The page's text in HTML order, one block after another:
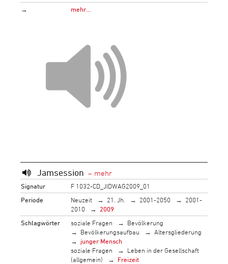
→
mehr…
Jamsession
Signatur
F 1032-CD_JIDWAG2009_01
Periode
Neuzeit 21. Jh. 2001-2050
2001-
2010
2009
Schlagwörter
soziale Fragen
Bevölkerung
Bevölkerungsaufbau
Altersgliederung
junger Mensch
soziale Fragen
Leben in der Gesellschaft
(allgemein)
Freizeit